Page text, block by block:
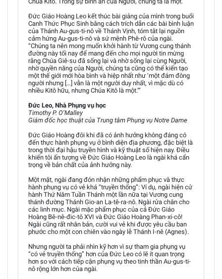
Đức Giáo Hoàng Leo kết thúc bài giảng của mình trong buổi
Canh Thức Phục Sinh bằng cách trích dẫn các bài bình luận
của Thánh Au-gus-ti-nô về Thánh Vịnh, tóm tắt lại nguồn
cảm hứng Au-gus-ti-nô và sứ mệnh Phê-rô của ngài.
“Chúng ta nên mong muốn khởi hành từ Vương cung thánh
đường này tối nay để mang đến cho mọi người tin mừng
rằng Chúa Giê-su đã sống lại và nhờ sống lại cùng Người,
nhờ quyền năng của Người, chúng ta cũng có thể kiến tạo
một thế giới mới hòa bình và hiệp nhất như ‘một đám đông
người nhưng […] vẫn là một người duy nhất, vì mặc dù có
nhiều Kitô hữu, nhưng Chúa Kitô là một.’”
Đức Leo, Nhà Phụng vụ học
Timothy P. O’Malley
Giám đốc học thuật của Trung tâm Phụng vụ Notre Dame
Đức Giáo Hoàng đôi khi đã có ảnh hưởng không đáng có
đến thực hành phụng vụ ở bình diện địa phương, đặc biệt là
trong thời đại hậu truyền hình và kỹ thuật số hiện nay. Điều
khiến tôi ấn tượng về Đức Giáo Hoàng Leo là ngài khá cẩn
trọng về bản chất của ảnh hưởng này.
Một mặt, ngài đang đón nhận những phẩm phục và thực
hành phụng vụ có vẻ khá “truyền thống”: Ví dụ, ngài hiện cử
hành Thứ Năm Tuần Thánh một lần nữa tại Vương cung
thánh đường Thánh Gio-an La-tê-ra-nô. Ngài rửa chân cho
các linh mục. Ngài mặc phẩm phục của cả Đức Giáo
Hoàng Bê-nê-đic-tô XVI và Đức Giáo Hoàng Phan-xi-cô!
Ngài cũng rất nhân bản, cười vui vẻ khi được yêu cầu ban
phước cho một con chiên vào ngày lễ Thánh I-nê (Agnes).
Nhưng người ta phải nhìn kỹ hơn vì sự tham gia phụng vụ
“có vẻ truyền thống” hơn của Đức Leo có lẽ ít quan trọng
hơn so với cách tiếp cận phụng vụ theo tinh thần Au-gus-ti-
nô rộng lớn hơn của ngài.